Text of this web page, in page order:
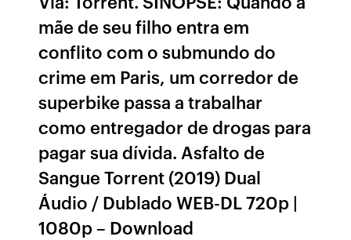
mãe de seu filho entra em
conflito com o submundo do
crime em Paris, um corredor de
superbike passa a trabalhar
como entregador de drogas para
pagar sua dívida. Asfalto de
Sangue Torrent (2019) Dual
Áudio / Dublado WEB-DL 720p |
1080p – Download